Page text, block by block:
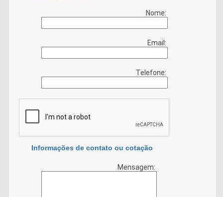
Nome:
Email:
Telefone:
Informações de contato ou cotação
Mensagem: